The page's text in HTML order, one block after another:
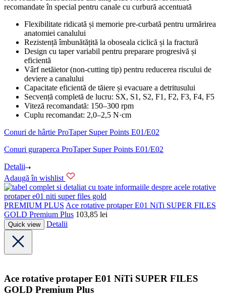
recomandate în special pentru canale cu curbură accentuată
Flexibilitate ridicată și memorie pre-curbată pentru urmărirea
anatomiei canalului
Rezistență îmbunătățită la oboseala ciclică și la fractură
Design cu taper variabil pentru preparare progresivă și
eficientă
Vârf netăietor (non-cutting tip) pentru reducerea riscului de
deviere a canalului
Capacitate eficientă de tăiere și evacuare a detritusului
Secvență completă de lucru: SX, S1, S2, F1, F2, F3, F4, F5
Viteză recomandată: 150–300 rpm
Cuplu recomandat: 2,0–2,5 N·cm
Conuri de hârtie ProTaper Super Points E01/E02
Conuri guraperca ProTaper Super Points E01/E02
Detalii
Adaugă în wishlist
PREMIUM PLUS Ace rotative protaper E01 NiTi SUPER FILES
GOLD Premium Plus 103,85 lei
Quick view Detalii
Ace rotative protaper E01 NiTi SUPER FILES
GOLD Premium Plus